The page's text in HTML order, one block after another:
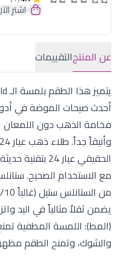
اشترِ
عن المنتجالتقييمات
أحدث صيحات الموضة في
فخامة الذهب دون اللمعان
الحقيقي عيار
مع الاستخدام الصحيح.
(المط): اللمسة المطفية
والشوك، وتمنح الطقم